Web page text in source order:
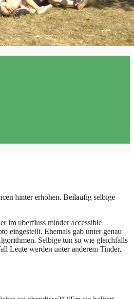
hinter erhohen. Beilaufig selbige
im uberfluss minder accessible
eingestellt. Ehemals gab unter genau
Selbige tun so wie gleichfalls
Leute werden unter anderem Tinder,